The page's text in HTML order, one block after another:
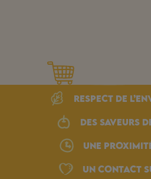
Respect de
Des saveurs
une
Un Contact